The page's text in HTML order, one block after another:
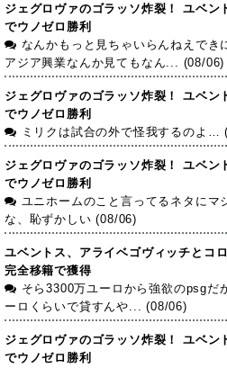
ジェグロヴァのゴラッソ炸裂！ ユベン
でウノゼロ勝利
なんかもっと見ちゃいらんねえで
アジア興業なんか見てもなん... (08/06)
ジェグロヴァのゴラッソ炸裂！ ユベン
でウノゼロ勝利
ミリクは試合の外で怪我するのよ…
ジェグロヴァのゴラッソ炸裂！ ユベン
でウノゼロ勝利
ユニホームのこと言ってるネタにマ
な、恥ずかしい (08/06)
ユベントス、アライベゴヴィッチとコ
完全移籍で獲得
そら3300万ユーロから強欲のpsgだ
ーロくらいで貸すんや... (08/06)
ジェグロヴァのゴラッソ炸裂！ ユベン
でウノゼロ勝利